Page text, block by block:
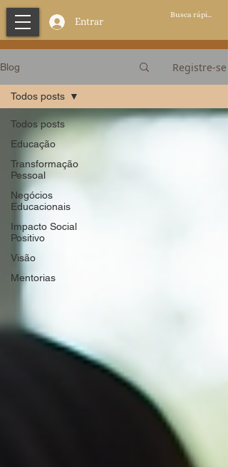
Entrar
Blog Registre-se
Todos posts
Educação
Transformação
Pessoal
Negócios
Educacionais
Impacto Social
Positivo
Visão
Mentorias
Todos posts